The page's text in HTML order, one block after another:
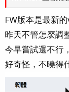
FW版本是最新的
昨天不管怎麼調
今早嘗試還不行
好奇怪，不曉得